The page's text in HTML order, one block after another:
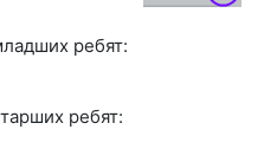
ребят:
ребят: